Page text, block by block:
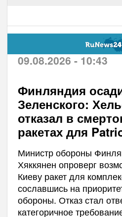
09.08.2026 - 10:43
Финляндия
Зеленского:
отказал в
ракетах для
Министр обороны
Хяккянен опроверг
Киеву ракет для
сославшись на
обороны. Отказ стал
категоричное